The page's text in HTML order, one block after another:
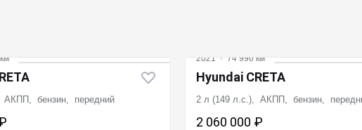
АКПП, бензин, передний
2021 · 74 996 км
Hyundai CRETA
2 л (149 л.с.), АКПП, бензин,
2 060 000 ₽